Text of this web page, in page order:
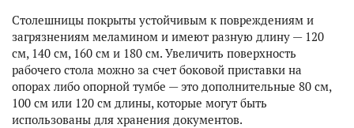
Столешницы покрыты устойчивым к повреждениям и
загрязнениям меламином и имеют разную длину — 120
см, 140 см, 160 см и 180 см. Увеличить поверхность
рабочего стола можно за счет боковой приставки на
опорах либо опорной тумбе — это дополнительные 80 см,
100 см или 120 см длины, которые могут быть
использованы для хранения документов.